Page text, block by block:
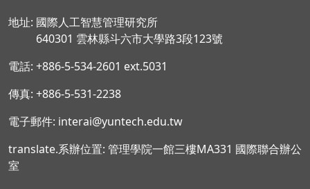
地址: 國際人工智慧管理研究所
640301 雲林縣斗六市大學路3段123號
電話: +886-5-534-2601 ext.5031
傳真: +886-5-531-2238
電子郵件: interai@yuntech.edu.tw
translate.系辦位置: 管理學院一館三樓MA331 國際聯合辦公
室